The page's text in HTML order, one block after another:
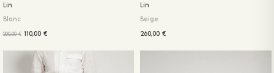
Lin
Blanc
200,00€ 110,00€
Lin
Beige
260,00 €